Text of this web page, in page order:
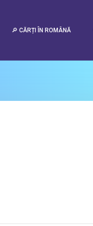
🔎 CĂRȚI ÎN ROMÂNĂ